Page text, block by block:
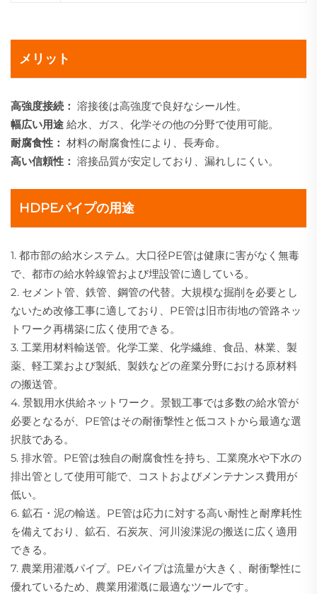
メリット
高強度接続： 溶接後は高強度で良好なシール性。
幅広い用途 給水、ガス、化学その他の分野で使用可能。
耐腐食性： 材料の耐腐食性により、長寿命。
高い信頼性： 溶接品質が安定しており、漏れしにくい。
HDPEパイプの用途
1. 都市部の給水システム。大口径PE管は健康に害がなく無毒
で、都市の給水幹線管および埋設管に適している。
2. セメント管、鉄管、鋼管の代替。大規模な掘削を必要とし
ないため改修工事に適しており、PE管は旧市街地の管路ネッ
トワーク再構築に広く使用できる。
3. 工業用材料輸送管。化学工業、化学繊維、食品、林業、製
薬、軽工業および製紙、製鉄などの産業分野における原材料
の搬送管。
4. 景観用水供給ネットワーク。景観工事では多数の給水管が
必要となるが、PE管はその耐衝撃性と低コストから最適な選
択肢である。
5. 排水管。PE管は独自の耐腐食性を持ち、工業廃水や下水の
排出管として使用可能で、コストおよびメンテナンス費用が
低い。
6. 鉱石・泥の輸送。PE管は応力に対する高い耐性と耐摩耗性
を備えており、鉱石、石炭灰、河川浚渫泥の搬送に広く適用
できる。
7. 農業用灌漑パイプ。PEパイプは流量が大きく、耐衝撃性に
優れているため、農業用灌漑に最適なツールです。